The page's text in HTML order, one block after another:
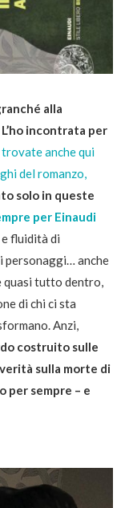
alla
incontrata per
trovate anche qui
del romanzo,
solo in queste
per Einaudi
fluidità di
personaggi… anche
quasi tutto dentro,
di chi ci sta
Anzi,
costruito sulle
sulla morte di
per sempre – e